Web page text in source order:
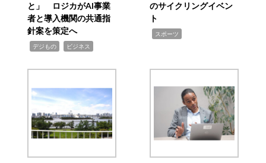
と」 ロジカがAI事業
者と導入機関の共通指
針案を策定へ
デジもの ビジネス
のサイクリングイベン
ト
スポーツ